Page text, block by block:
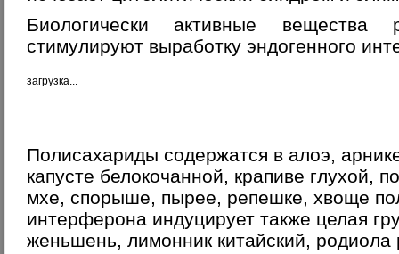
Биологически активные вещества
стимулируют выработку эндогенного
загрузка...
Полисахариды содержатся в алоэ,
капусте белокочанной, крапиве глухой,
мхе, спорыше, пырее, репешке, хвоще
интерферона индуцирует также целая
женьшень, лимонник китайский, родиола